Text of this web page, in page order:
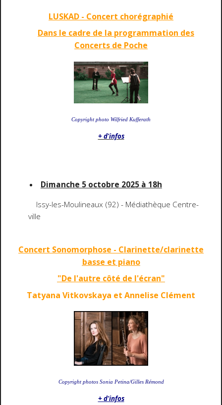
LUSKAD - Concert chorégraphié
Dans le cadre de la programmation des
Concerts de Poche
Copyright photo Wilfried Kufferath
+ d'infos
Dimanche 5 octobre 2025 à 18h
Issy-les-Moulineaux (92) - Médiathèque Centre-
ville
Concert Sonomorphose - Clarinette/clarinette
basse et piano
"De l'autre côté de l'écran"
Tatyana Vitkovskaya et Annelise Clément
Copyright photos Sonia Petina/Gilles Rémond
+ d'infos